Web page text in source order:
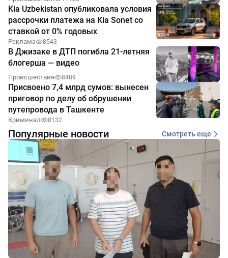
Kia Uzbekistan опубликовала условия
рассрочки платежа на Kia Sonet со
ставкой от 0% годовых
Реклама 8543
В Джизаке в ДТП погибла 21-летняя
блогерша — видео
Происшествия 8489
Присвоено 7,4 млрд сумов: вынесен
приговор по делу об обрушении
путепровода в Ташкенте
Криминал 8132
Популярные новости Смотреть еще